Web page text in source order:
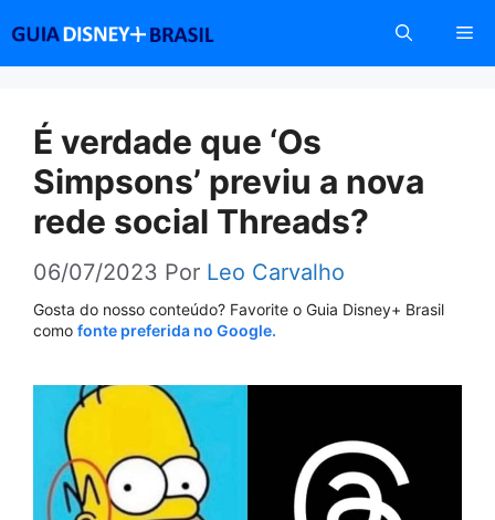
conteúdo
É verdade que ‘Os
Simpsons’ previu a nova
rede social Threads?
06/07/2023 Por Leo Carvalho
Gosta do nosso conteúdo? Favorite o Guia Disney+ Brasil
como fonte preferida no Google.